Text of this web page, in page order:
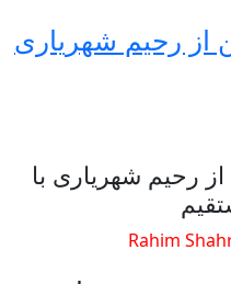
از رحیم شهریاری
رحیم شهریاری با
Rahim